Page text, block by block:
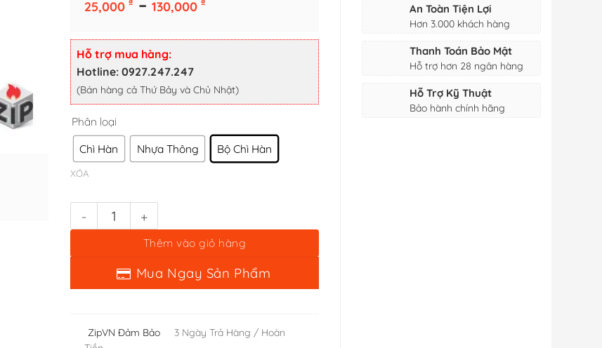
25,000 – 130,000
từ
130,000 ₫
Hỗ trợ mua hàng:
Hotline: 0927.247.247
(Bán hàng cả Thứ Bảy và Chủ Nhật)
Nhựa Thông Bộ Chì Hàn
XÓA
Bộ chì hàn bản lề Zippo chuyên dụng số lượng
Thêm vào giỏ hàng
Mua Ngay Sản Phẩm
ZipVN Đảm Bảo
3 Ngày Trả Hàng / Hoàn
An Toàn Tiện Lợi
Hơn 3.000 khách hàng
Thanh Toán Bảo Mật
Hỗ trợ hơn 28 ngân hàng
Hỗ Trợ Kỹ Thuật
Bảo hành chính hãng